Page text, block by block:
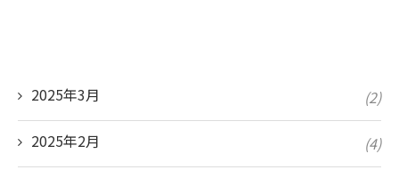
2025年3月 (2)
2025年2月 (4)